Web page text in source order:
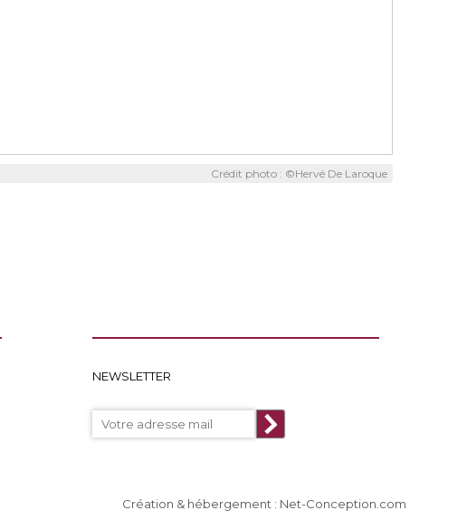
Crédit photo : ©Hervé De Laroque
NEWSLETTER
Création & hébergement : Net-Conception.com